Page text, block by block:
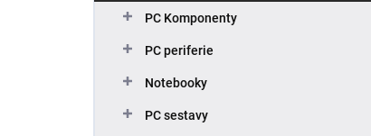
kategorie
PC Komponenty
PC periferie
Notebooky
PC sestavy